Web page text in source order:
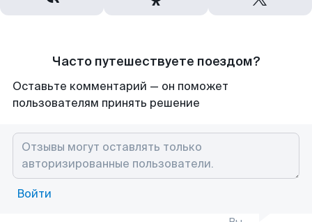
Часто путешествуете поездом?
Оставьте комментарий — он поможет
пользователям принять решение
Войти